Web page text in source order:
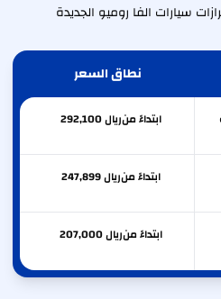
سيارات الفا روميو الجديدة
نطاق السعر
ابتداءً من 292,100ريال
ابتداءً من 247,899ريال
ابتداءً من 207,000ريال